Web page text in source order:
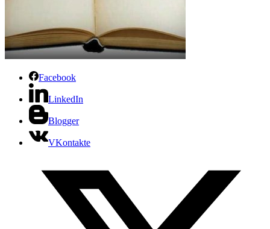
Facebook
LinkedIn
Blogger
VKontakte